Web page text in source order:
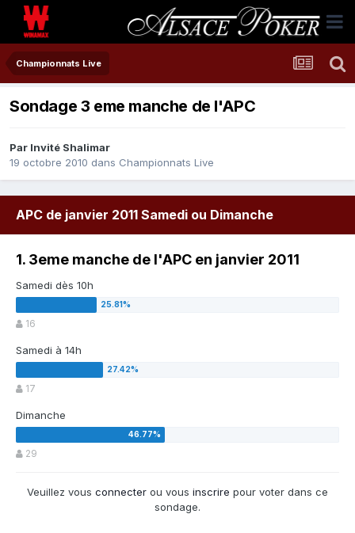
Championnats Live
Sondage 3 eme manche de l'APC
Par Invité Shalimar
19 octobre 2010 dans Championnats Live
APC de janvier 2011 Samedi ou Dimanche
1. 3eme manche de l'APC en janvier 2011
Samedi dès 10h
16
Samedi à 14h
17
Dimanche
29
Veuillez vous connecter ou vous inscrire pour voter dans ce
sondage.